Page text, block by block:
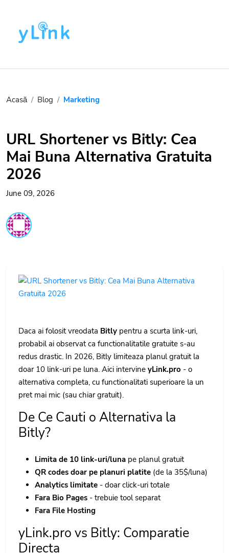
Acasă Blog Marketing
URL Shortener vs Bitly: Cea
Mai Buna Alternativa Gratuita
2026
June 09, 2026
Daca ai folosit vreodata Bitly pentru a scurta link-uri,
probabil ai observat ca functionalitatile gratuite s-au
redus drastic. In 2026, Bitly limiteaza planul gratuit la
doar 10 link-uri pe luna. Aici intervine yLink.pro - o
alternativa completa, cu functionalitati superioare la un
pret mai mic (sau chiar gratuit).
De Ce Cauti o Alternativa la
Bitly?
Limita de 10 link-uri/luna pe planul gratuit
QR codes doar pe planuri platite (de la 35$/luna)
Analytics limitate - doar click-uri totale
Fara Bio Pages - trebuie tool separat
Fara File Hosting
yLink.pro vs Bitly: Comparatie
Directa